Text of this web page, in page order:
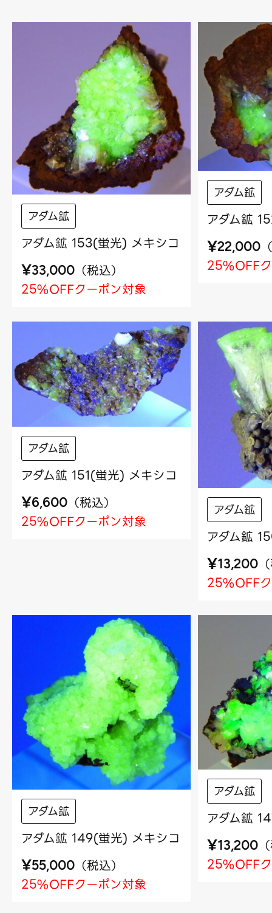
アダム鉱
アダム鉱 153(蛍光) メキシコ
¥33,000 （税込）
25%OFFクーポン対象
アダム鉱
アダム鉱
¥22,000 （
25%OFF
アダム鉱
アダム鉱 151(蛍光) メキシコ
¥6,600 （税込）
25%OFFクーポン対象
アダム鉱
アダム鉱
¥13,200 （
25%OFF
アダム鉱
アダム鉱 149(蛍光) メキシコ
¥55,000 （税込）
25%OFFクーポン対象
アダム鉱
アダム鉱
¥13,200 （
25%OFF